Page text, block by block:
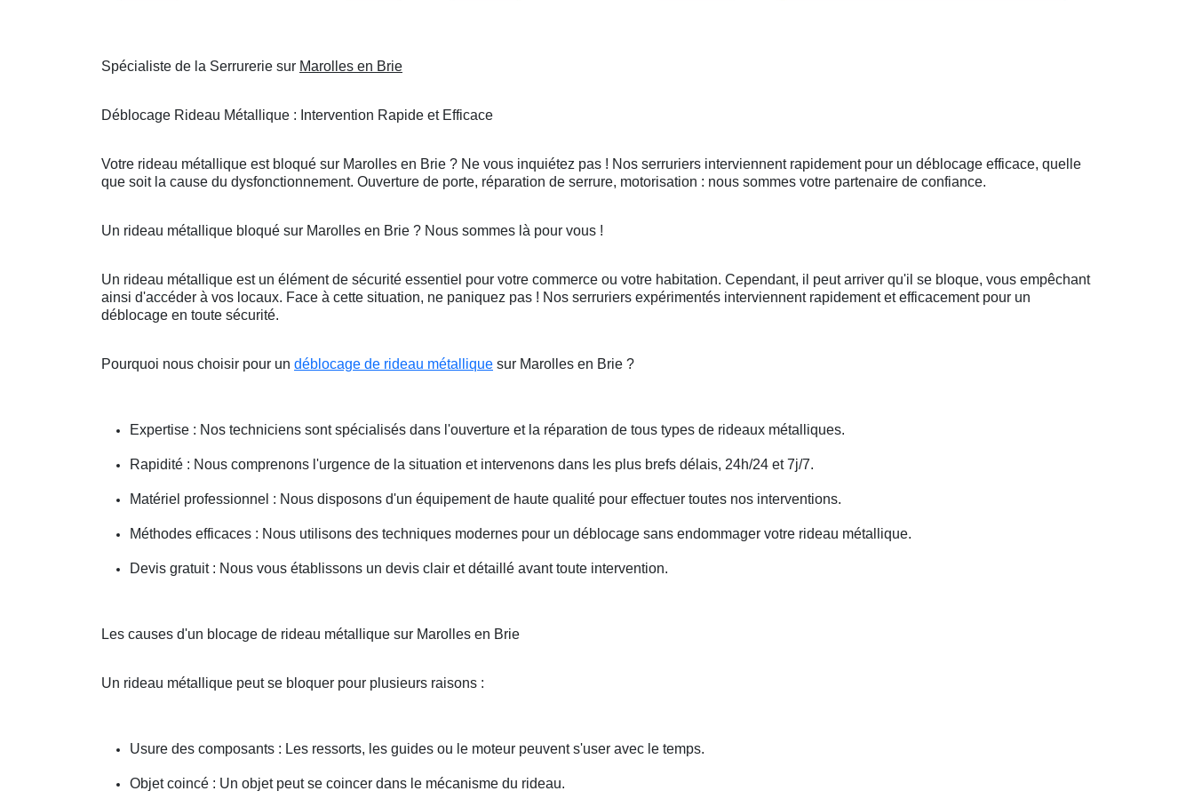
Spécialiste de la Serrurerie sur Marolles en Brie
Déblocage Rideau Métallique : Intervention Rapide et Efficace
Votre rideau métallique est bloqué sur Marolles en Brie ? Ne vous inquiétez pas ! Nos serruriers interviennent rapidement pour un déblocage efficace, quelle
que soit la cause du dysfonctionnement. Ouverture de porte, réparation de serrure, motorisation : nous sommes votre partenaire de confiance.
Un rideau métallique bloqué sur Marolles en Brie ? Nous sommes là pour vous !
Un rideau métallique est un élément de sécurité essentiel pour votre commerce ou votre habitation. Cependant, il peut arriver qu'il se bloque, vous empêchant
ainsi d'accéder à vos locaux. Face à cette situation, ne paniquez pas ! Nos serruriers expérimentés interviennent rapidement et efficacement pour un
déblocage en toute sécurité.
Pourquoi nous choisir pour un déblocage de rideau métallique sur Marolles en Brie ?
Expertise : Nos techniciens sont spécialisés dans l'ouverture et la réparation de tous types de rideaux métalliques.
Rapidité : Nous comprenons l'urgence de la situation et intervenons dans les plus brefs délais, 24h/24 et 7j/7.
Matériel professionnel : Nous disposons d'un équipement de haute qualité pour effectuer toutes nos interventions.
Méthodes efficaces : Nous utilisons des techniques modernes pour un déblocage sans endommager votre rideau métallique.
Devis gratuit : Nous vous établissons un devis clair et détaillé avant toute intervention.
Les causes d'un blocage de rideau métallique sur Marolles en Brie
Un rideau métallique peut se bloquer pour plusieurs raisons :
Usure des composants : Les ressorts, les guides ou le moteur peuvent s'user avec le temps.
Objet coincé : Un objet peut se coincer dans le mécanisme du rideau.